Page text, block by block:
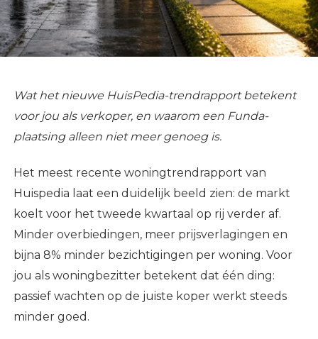
Wat het nieuwe HuisPedia-trendrapport betekent
voor jou als verkoper, en waarom een Funda-
plaatsing alleen niet meer genoeg is.
Het meest recente woningtrendrapport van
Huispedia laat een duidelijk beeld zien: de markt
koelt voor het tweede kwartaal op rij verder af.
Minder overbiedingen, meer prijsverlagingen en
bijna 8% minder bezichtigingen per woning. Voor
jou als woningbezitter betekent dat één ding:
passief wachten op de juiste koper werkt steeds
minder goed.